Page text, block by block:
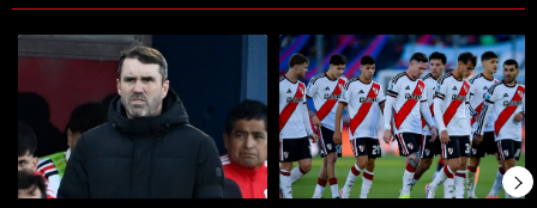
Un artículo de tendencia con el título "Coudet tras la derrota ante
Un artículo de tendencia con el